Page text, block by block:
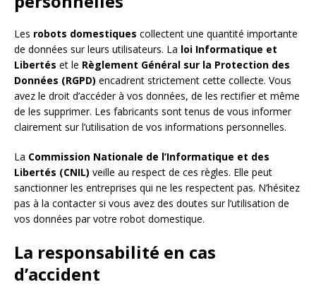
Les robots domestiques collectent une quantité importante
de données sur leurs utilisateurs. La loi Informatique et
Libertés et le Règlement Général sur la Protection des
Données (RGPD) encadrent strictement cette collecte. Vous
avez le droit d’accéder à vos données, de les rectifier et même
de les supprimer. Les fabricants sont tenus de vous informer
clairement sur l’utilisation de vos informations personnelles.
La Commission Nationale de l’Informatique et des
Libertés (CNIL) veille au respect de ces règles. Elle peut
sanctionner les entreprises qui ne les respectent pas. N’hésitez
pas à la contacter si vous avez des doutes sur l’utilisation de
vos données par votre robot domestique.
La responsabilité en cas
d’accident